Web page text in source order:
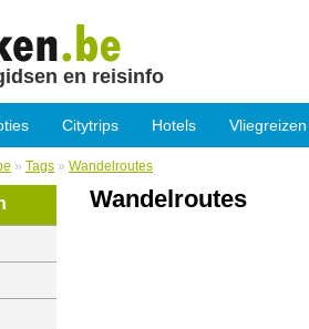
en reisinfo
Citytrips Hotels Vliegreizen
» Tags » Wandelroutes
Wandelroutes